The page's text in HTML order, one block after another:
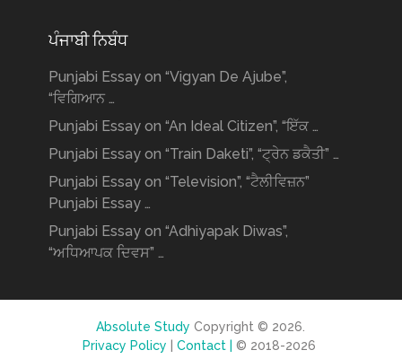
ਪੰਜਾਬੀ ਨਿਬੰਧ
Punjabi Essay on “Vigyan De Ajube”,
“ਵਿਗਿਆਨ …
Punjabi Essay on “An Ideal Citizen”, “ਇੱਕ …
Punjabi Essay on “Train Daketi”, “ਟ੍ਰੇਨ ਡਕੈਤੀ” …
Punjabi Essay on “Television”, “ਟੈਲੀਵਿਜ਼ਨ”
Punjabi Essay …
Punjabi Essay on “Adhiyapak Diwas”,
“ਅਧਿਆਪਕ ਦਿਵਸ” …
Absolute Study Copyright © 2026.
Privacy Policy | Contact | © 2018-2026